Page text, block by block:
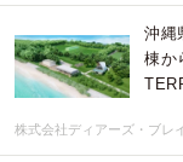
沖縄
棟か
株式会社ディアーズ・ブレ